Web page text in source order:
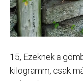
15, Ezeknek a
kilogramm, csak